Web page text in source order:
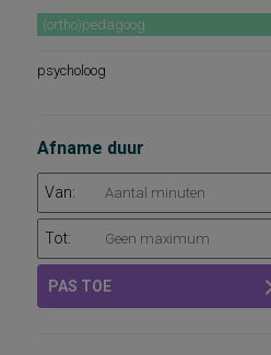
(ortho)pedagoog
psycholoog
Afname duur
Van:
Tot:
PAS TOE